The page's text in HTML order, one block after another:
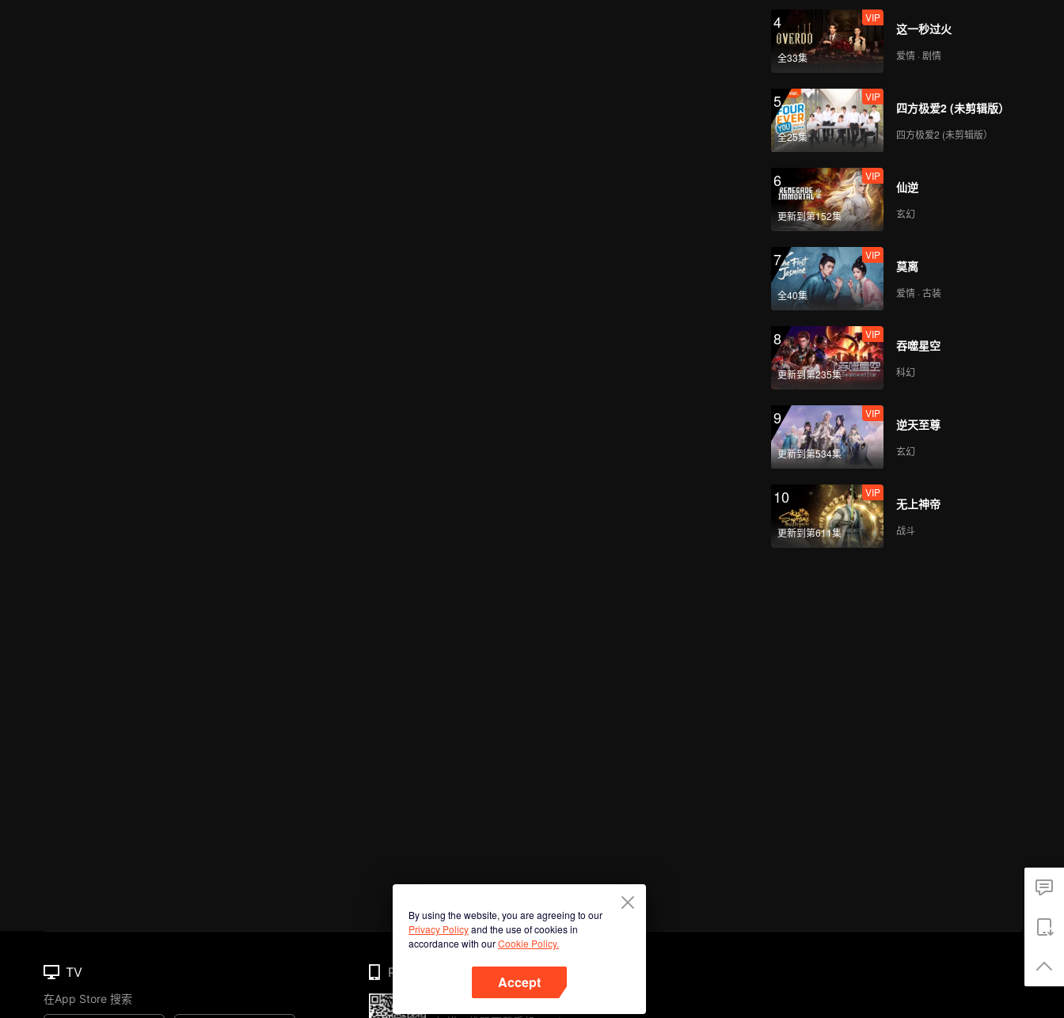
4
全33集
VIP
这一秒过火
爱情 · 剧情
5
全25集
VIP
四方极爱2 (未剪辑版）
四方极爱2 (未剪辑版）
6
更新到第152集
VIP
仙逆
玄幻
7
全40集
VIP
莫离
爱情 · 古装
8
更新到第235集
VIP
吞噬星空
科幻
9
更新到第534集
VIP
逆天至尊
玄幻
10
更新到第611集
VIP
无上神帝
战斗
By using the website, you are agreeing to our
Privacy Policyand the use of cookies in
accordance with ourCookie Policy.
Accept
TV
在App Store 搜索
Phone